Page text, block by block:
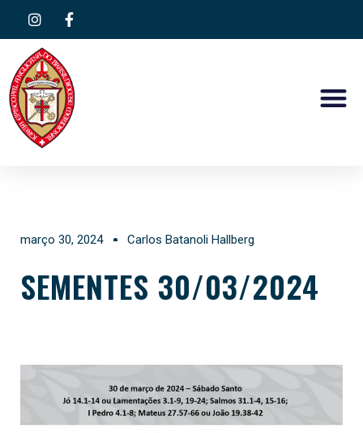
março 30, 2024 Carlos Batanoli Hallberg
SEMENTES 30/03/2024